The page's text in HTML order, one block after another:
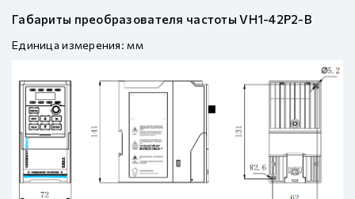
Габариты преобразователя частоты VH1-42P2-B
Единица измерения: мм